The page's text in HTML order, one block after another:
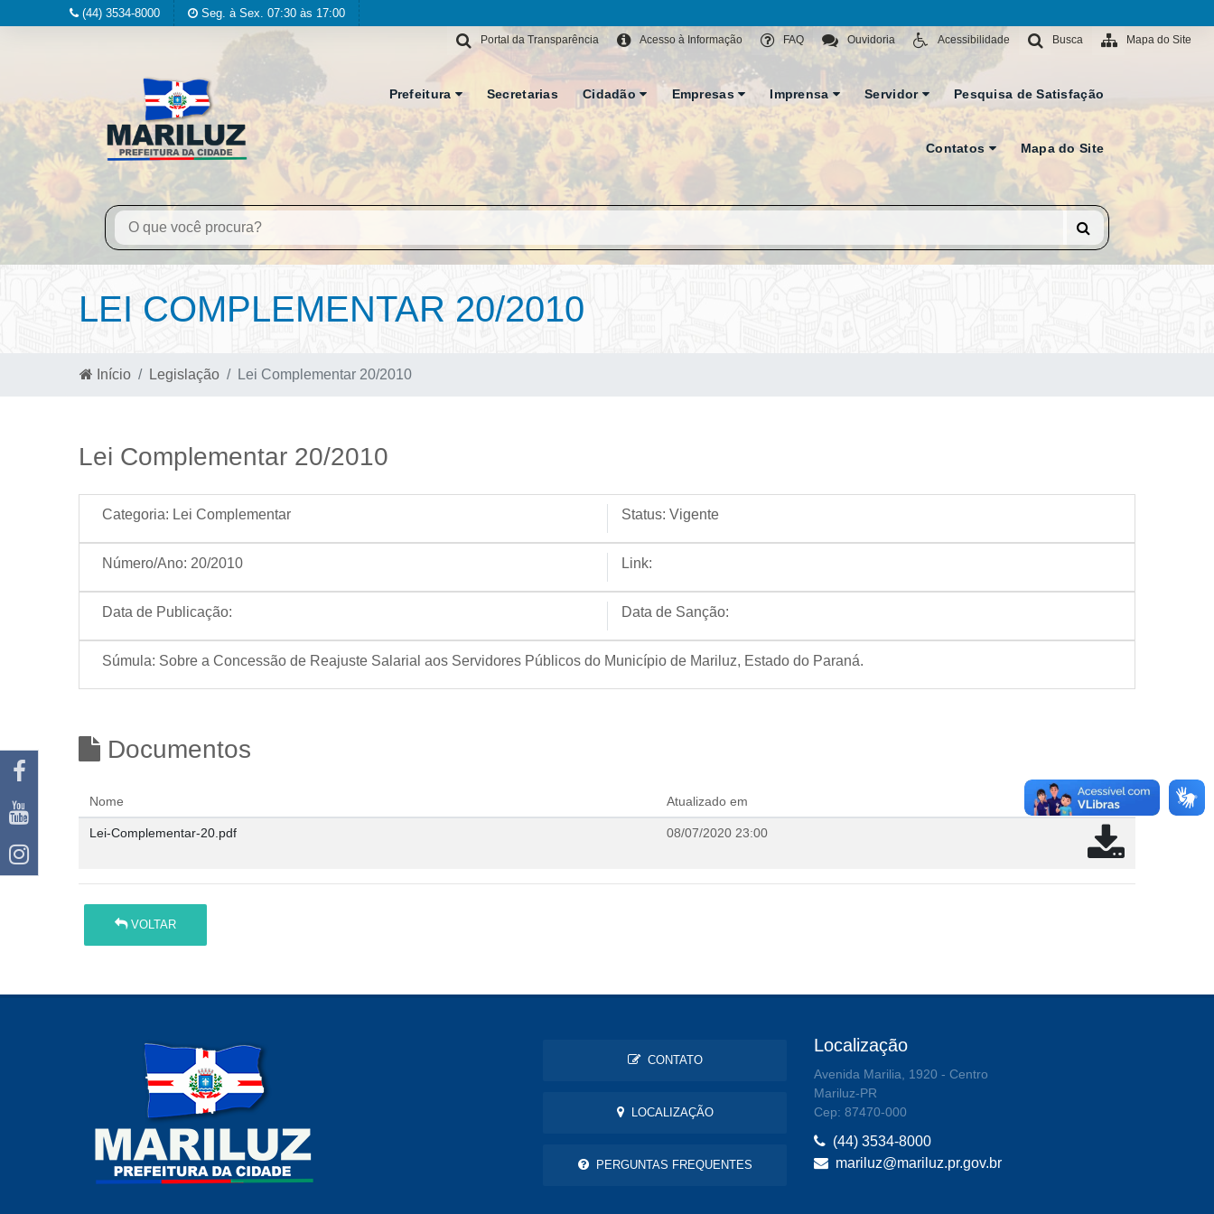
(44) 3534-8000 Seg. à Sex. 07:30 às 17:00
Mapa do Site
Busca
Acessibilidade
Ouvidoria
FAQ
Acesso à Informação
Portal da Transparência
Prefeitura Secretarias Cidadão Empresas Imprensa Servidor Pesquisa de Satisfação
Contatos Mapa do Site
LEI COMPLEMENTAR 20/2010
Início Legislação Lei Complementar 20/2010
Lei Complementar 20/2010
Categoria: Lei Complementar Status: Vigente
Número/Ano: 20/2010 Link:
Data de Publicação: Data de Sanção:
Súmula: Sobre a Concessão de Reajuste Salarial aos Servidores Públicos do Município de Mariluz, Estado do Paraná.
Documentos
Nome Atualizado em
Lei-Complementar-20.pdf 08/07/2020 23:00
VOLTAR
CONTATO
LOCALIZAÇÃO
PERGUNTAS FREQUENTES
Localização
Avenida Marilia, 1920 - Centro
Mariluz-PR
Cep: 87470-000
(44) 3534-8000
mariluz@mariluz.pr.gov.br